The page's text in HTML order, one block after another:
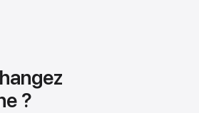
?